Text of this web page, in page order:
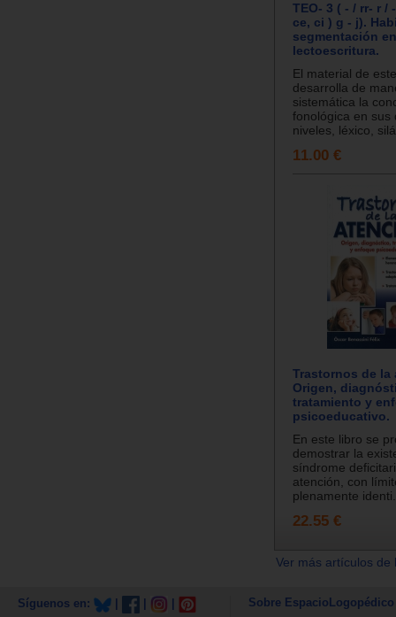
TEO- 3 ( - / rr- r /
ce, ci ) g - j).
segmentación en
lectoescritura.
El material de
desarrolla de
sistemática la
fonológica en sus
niveles, léxico,
11.00 €
Trastornos de la
Origen,
tratamiento y
psicoeducativo.
En este libro se
demostrar la
síndrome
atención, con
plenamente
22.55 €
Ver más artículos
Síguenos en: Sobre EspacioLogopédico